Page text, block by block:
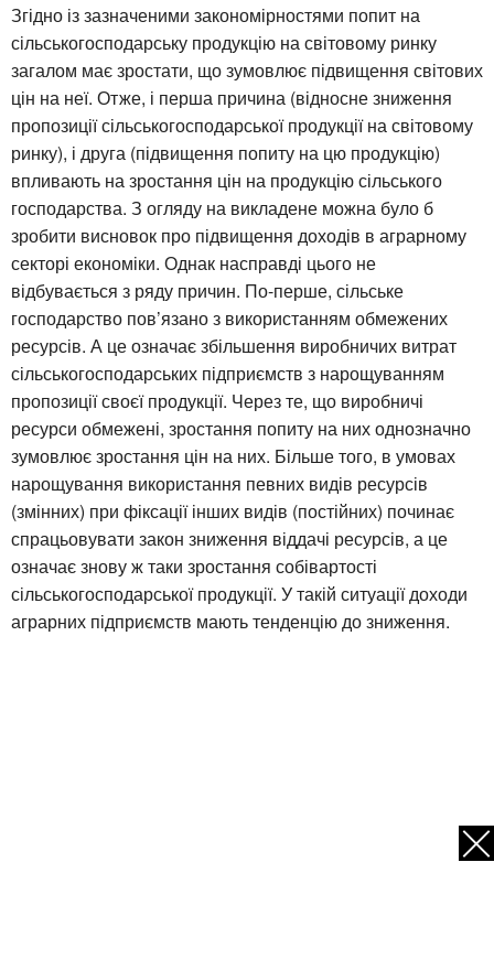
Згідно із зазначеними закономірностями попит на
сільськогосподарську продукцію на світовому ринку
загалом має зростати, що зумовлює підвищення світових
цін на неї. Отже, і перша причина (відносне зниження
пропозиції сільськогосподарської продукції на світовому
ринку), і друга (підвищення попиту на цю продукцію)
впливають на зростання цін на продукцію сільського
господарства. З огляду на викладене можна було б
зробити висновок про підвищення доходів в аграрному
секторі економіки. Однак насправді цього не
відбувається з ряду причин. По-перше, сільське
господарство пов’язано з використанням обмежених
ресурсів. А це означає збільшення виробничих витрат
сільськогосподарських підприємств з нарощуванням
пропозиції своєї продукції. Через те, що виробничі
ресурси обмежені, зростання попиту на них однозначно
зумовлює зростання цін на них. Більше того, в умовах
нарощування використання певних видів ресурсів
(змінних) при фіксації інших видів (постійних) починає
спрацьовувати закон зниження віддачі ресурсів, а це
означає знову ж таки зростання собівартості
сільськогосподарської продукції. У такій ситуації доходи
аграрних підприємств мають тенденцію до зниження.